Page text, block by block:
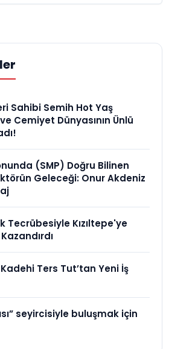
Sahibi Semih Hot Yaş
Cemiyet Dünyasının Ünlü
(SMP) Doğru Bilinen
Geleceği: Onur Akdeniz
Tecrübesiyle Kızıltepe'ye
Ters Tut’tan Yeni İş
seyircisiyle buluşmak için